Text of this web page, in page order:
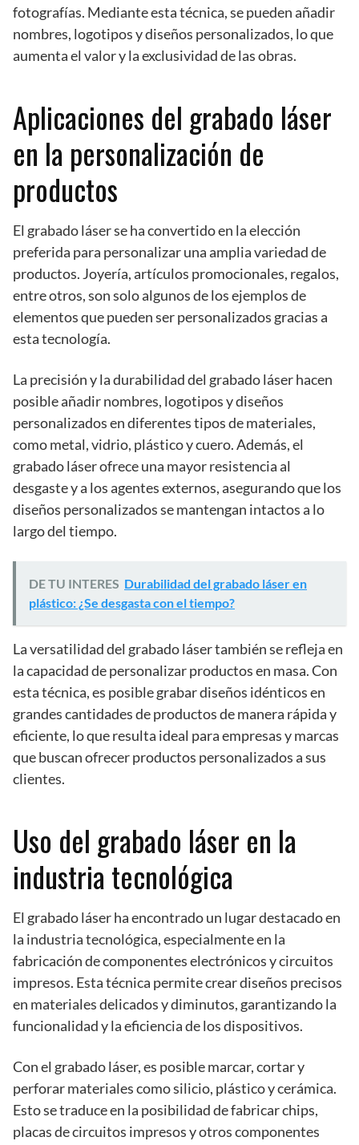
fotografías. Mediante esta técnica, se pueden añadir
nombres, logotipos y diseños personalizados, lo que
aumenta el valor y la exclusividad de las obras.
Aplicaciones del grabado láser
en la personalización de
productos
El grabado láser se ha convertido en la elección
preferida para personalizar una amplia variedad de
productos. Joyería, artículos promocionales, regalos,
entre otros, son solo algunos de los ejemplos de
elementos que pueden ser personalizados gracias a
esta tecnología.
La precisión y la durabilidad del grabado láser hacen
posible añadir nombres, logotipos y diseños
personalizados en diferentes tipos de materiales,
como metal, vidrio, plástico y cuero. Además, el
grabado láser ofrece una mayor resistencia al
desgaste y a los agentes externos, asegurando que los
diseños personalizados se mantengan intactos a lo
largo del tiempo.
DE TU INTERES Durabilidad del grabado láser en
plástico: ¿Se desgasta con el tiempo?
La versatilidad del grabado láser también se refleja en
la capacidad de personalizar productos en masa. Con
esta técnica, es posible grabar diseños idénticos en
grandes cantidades de productos de manera rápida y
eficiente, lo que resulta ideal para empresas y marcas
que buscan ofrecer productos personalizados a sus
clientes.
Uso del grabado láser en la
industria tecnológica
El grabado láser ha encontrado un lugar destacado en
la industria tecnológica, especialmente en la
fabricación de componentes electrónicos y circuitos
impresos. Esta técnica permite crear diseños precisos
en materiales delicados y diminutos, garantizando la
funcionalidad y la eficiencia de los dispositivos.
Con el grabado láser, es posible marcar, cortar y
perforar materiales como silicio, plástico y cerámica.
Esto se traduce en la posibilidad de fabricar chips,
placas de circuitos impresos y otros componentes